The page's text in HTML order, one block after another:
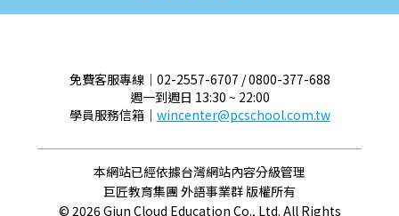
免費客服專線｜02-2557-6707 / 0800-377-688
週一到週日 13:30 ~ 22:00
學員服務信箱｜ wincenter@pcschool.com.tw
本網站已經依據台灣網站內容分級管理
巨匠教育集團 外語事業群 版權所有
© 2026 Gjun Cloud Education Co., Ltd. All Rights